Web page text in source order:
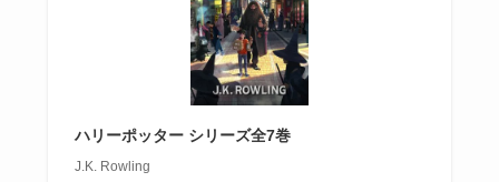
ハリーポッター シリーズ全7巻
J.K. Rowling